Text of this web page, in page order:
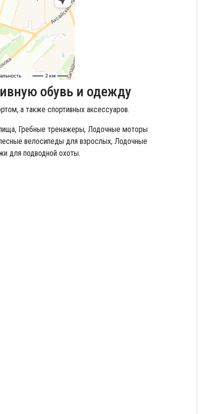
обувь и одежду
а также спортивных аксессуаров.
Гребные тренажеры, Лодочные моторы
велосипеды для взрослых, Лодочные
для подводной охоты.